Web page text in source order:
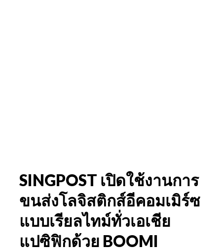
SINGPOST เปิดใช้งานการ
ขนส่งโลจิสติกส์อีคอมเมิร์ซ
แบบเรียลไทม์ทั่วเอเชีย
แปซิฟิกด้วย BOOMI